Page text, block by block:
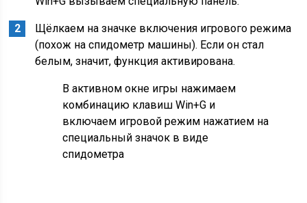
Щёлкаем на значке включения игрового режима
(похож на спидометр машины). Если он стал
белым, значит, функция активирована.
В активном окне игры нажимаем
комбинацию клавиш Win+G и
включаем игровой режим нажатием на
специальный значок в виде
спидометра